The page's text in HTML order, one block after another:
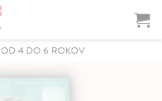
OD 4 DO 6 ROKOV